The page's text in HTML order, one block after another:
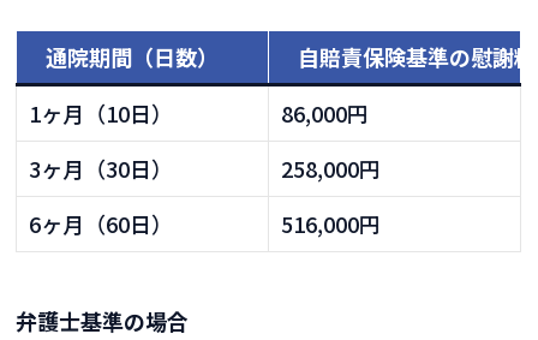
通院期間（日数）
自賠責保険基準の慰謝料
1ヶ月（10日）
86,000円
3ヶ月（30日）
258,000円
6ヶ月（60日）
516,000円
弁護士基準の場合